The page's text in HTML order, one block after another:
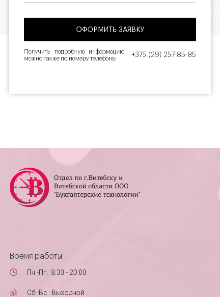
Получить подробную информацию
можно также по номеру телефона:
+375 (29) 257-85-85
Время работы
Пн.-Пт.: 8.30 - 20.00
Сб.-Вс.: Выходной